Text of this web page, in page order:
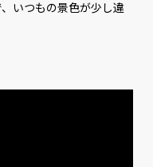
いつもの景色が少し違